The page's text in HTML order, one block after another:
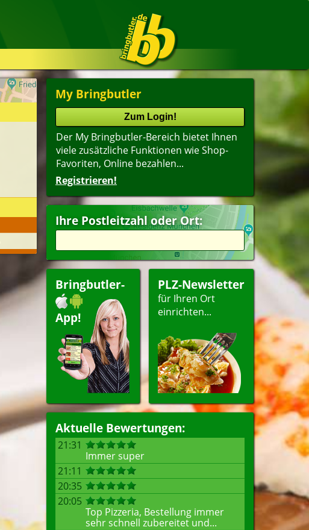
My Bringbutler
Der My Bringbutler-Bereich bietet Ihnen
viele zusätzliche Funktionen wie Shop-
Favoriten, Online bezahlen...
Registrieren!
Ihre Postleitzahl oder Ort:
Bringbutler-
App!
PLZ-Newsletter
für Ihren Ort
einrichten...
Aktuelle Bewertungen:
21:31
Immer super
21:11
20:35
20:05
Top Pizzeria, Bestellung immer
sehr schnell zubereitet und...